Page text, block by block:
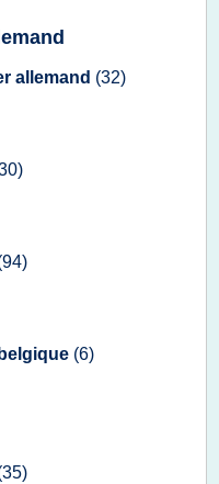
allemand (32)
belgique (6)